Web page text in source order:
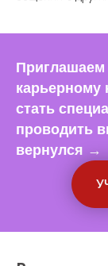
Приглашаем
карьерному
стать
проводить
вернулся →